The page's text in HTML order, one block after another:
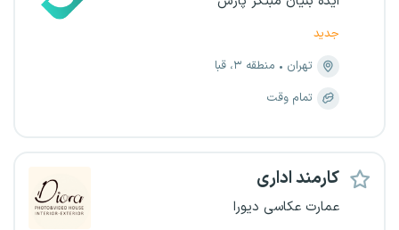
جدید
تهران
منطقه ۳، قبا
تمام وقت
کارمند اداری
عمارت عکاسی دیورا